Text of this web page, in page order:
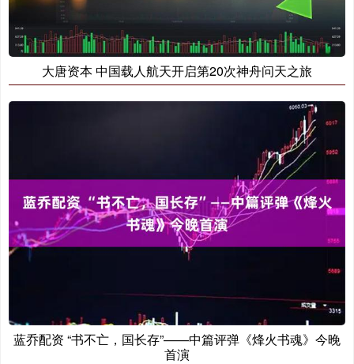
大唐资本 中国载人航天开启第20次神舟问天之旅
蓝乔配资 “书不亡，国长存”——中篇评弹《烽火书魂》今晚
首演